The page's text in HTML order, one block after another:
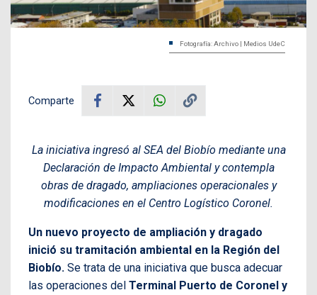
Fotografía: Archivo | Medios UdeC
Comparte
La iniciativa ingresó al SEA del Biobío mediante una
Declaración de Impacto Ambiental y contempla
obras de dragado, ampliaciones operacionales y
modificaciones en el Centro Logístico Coronel.
Un nuevo proyecto de ampliación y dragado
inició su tramitación ambiental en la Región del
Biobío. Se trata de una iniciativa que busca adecuar
las operaciones del Terminal Puerto de Coronel y